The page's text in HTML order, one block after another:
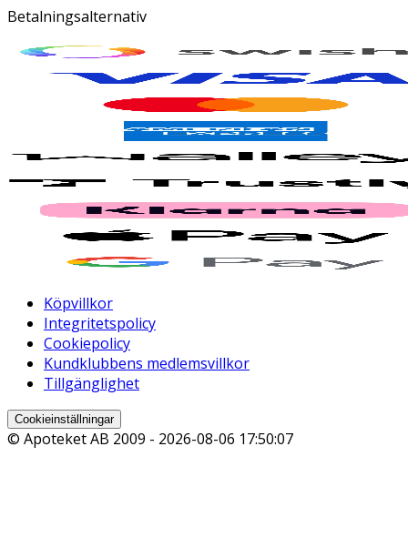
Betalningsalternativ
Köpvillkor
Integritetspolicy
Cookiepolicy
Kundklubbens medlemsvillkor
Tillgänglighet
Cookieinställningar
© Apoteket AB 2009 - 2026-08-06 17:50:07